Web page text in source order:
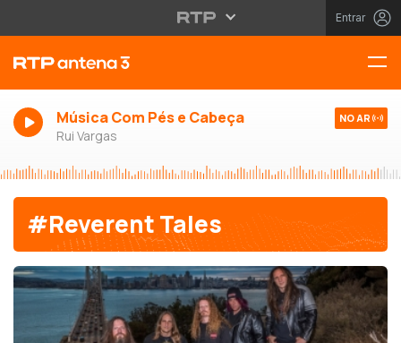
Entrar
Música Com Pés e Cabeça
Rui Vargas
NO AR
#Reverent Tales